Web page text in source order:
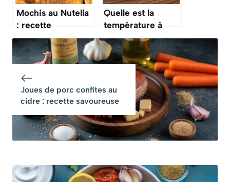
Mochis au Nutella
: recette
gourmande et
facile à réaliser
Quelle est la
température à
cœur pour un
saumon rosé ?
Joues de porc confites au
cidre : recette savoureuse